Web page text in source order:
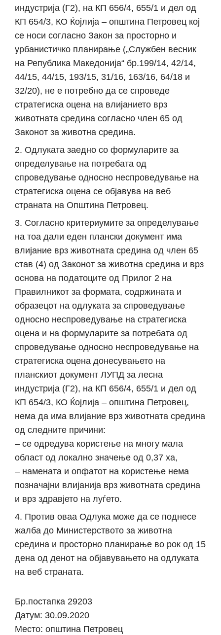
индустрија (Г2), на КП 656/4, 655/1 и дел од
КП 654/3, КО Ќојлија – општина Петровец кој
се носи согласно Закон за просторно и
урбанистичко планирање („Службен весник
на Република Македонија“ бр.199/14, 42/14,
44/15, 44/15, 193/15, 31/16, 163/16, 64/18 и
32/20), не е потребно да се спроведе
стратегиска оцена на влијанието врз
животната средина согласно член 65 од
Законот за животна средина.
Одлуката заедно со формуларите за
определување на потребата од
спроведување односно неспроведување на
стратегиска оцена се објавува на веб
страната на Општина Петровец.
Согласно критериумите за определување
на тоа дали еден плански документ има
влијание врз животната средина од член 65
став (4) од Законот за животна средина и врз
основа на податоците од Прилог 2 на
Правилникот за формата, содржината и
образецот на одлуката за спроведување
односно неспроведување на стратегиска
оцена и на формуларите за потребата од
спроведување односно неспроведување на
стратегиска оцена донесувањето на
планскиот документ ЛУПД за лесна
индустрија (Г2), на КП 656/4, 655/1 и дел од
КП 654/3, КО Ќојлија – општина Петровец,
нема да има влијание врз животната средина
од следните причини:
– се одредува користење на многу мала
област од локално значење од 0,37 ха,
– намената и опфатот на користење нема
позначајни влијанија врз животната средина
и врз здравјето на луѓето.
Против оваа Одлука може да се поднесе
жалба до Министерството за животна
средина и просторно планирање во рок од 15
дена од денот на објавувањето на одлуката
на веб страната.
Бр.постапка 29203
Датум: 30.09.2020
Место: општина Петровец